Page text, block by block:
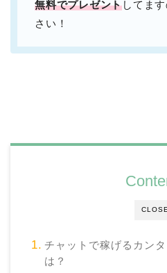
無料でプレゼントしてま
さい！
チャットで稼げるカン
は？